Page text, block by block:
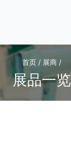
首页 / 展商 /
展品一览